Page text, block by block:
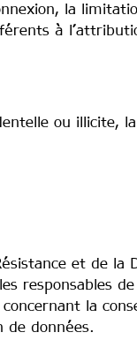
la
à
ou illicite,
et de la
responsables
la
de données.